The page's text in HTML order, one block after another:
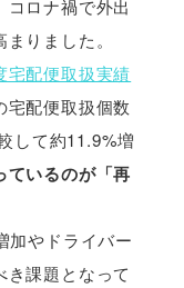
ロナ禍で外出
りました。
宅配便取扱実績
宅配便取扱個数
して約11.9%増
ているのが「再
加やドライバー
課題となって